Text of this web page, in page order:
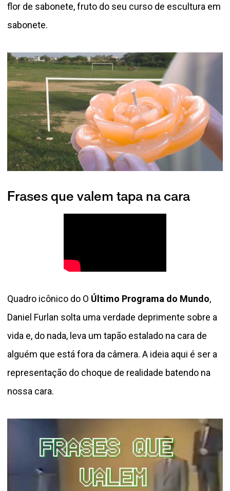
flor de sabonete, fruto do seu curso de escultura em
sabonete.
Frases que valem tapa na cara
Quadro icônico do O Último Programa do Mundo,
Daniel Furlan solta uma verdade deprimente sobre a
vida e, do nada, leva um tapão estalado na cara de
alguém que está fora da câmera. A ideia aqui é ser a
representação do choque de realidade batendo na
nossa cara.